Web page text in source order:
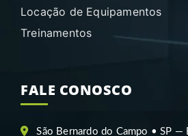
Locação de Equipamentos
Treinamentos
FALE CONOSCO
São Bernardo do Campo • SP —